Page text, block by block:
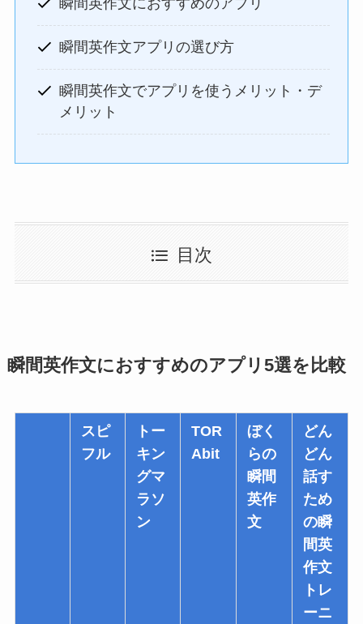
瞬間英作文におすすめのアプリ
瞬間英作文アプリの選び方
瞬間英作文でアプリを使うメリット・デ
メリット
目次
瞬間英作文におすすめのアプリ5選を比較
スピ
フル
トー
キン
グマ
ラソ
ン
TOR
Abit
ぼく
らの
瞬間
英作
文
どん
どん
話す
ため
の瞬
間英
作文
トレ
ーニ